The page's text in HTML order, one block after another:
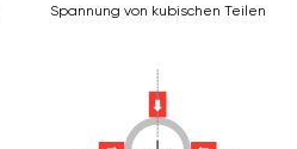
Spannung von kubischen Teilen